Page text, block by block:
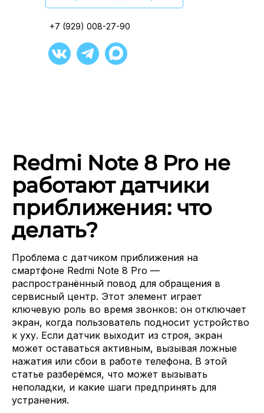
+7 (929) 008-27-90
+7 (929) 008-27-90
+7 (929) 008-27-90
+7 (929) 008-27-90
+7 (929) 008-27-90
Redmi Note 8 Pro не
работают датчики
приближения: что
делать?
Проблема с датчиком приближения на
смартфоне Redmi Note 8 Pro —
распространённый повод для обращения в
сервисный центр. Этот элемент играет
ключевую роль во время звонков: он отключает
экран, когда пользователь подносит устройство
к уху. Если датчик выходит из строя, экран
может оставаться активным, вызывая ложные
нажатия или сбои в работе телефона. В этой
статье разберёмся, что может вызывать
неполадки, и какие шаги предпринять для
устранения.